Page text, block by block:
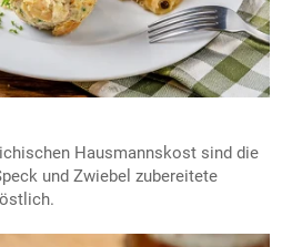
Hausmannskost sind die
und Zwiebel zubereitete